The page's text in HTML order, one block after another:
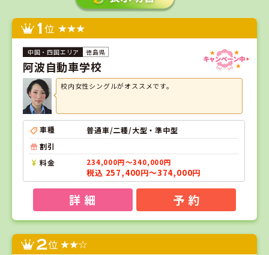
1位
徳島県
阿波自動車学校
校内女性シングルがオススメです。
車種
普通車/二種/大型・準中型
割引
料金
234,000円～340,000円
税込 257,400円～374,000円
詳 細 予 約
2位